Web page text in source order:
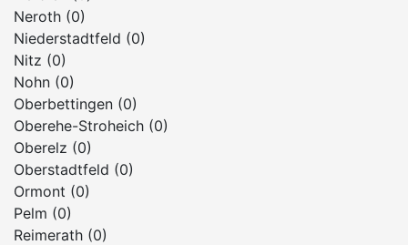
Neroth (0)
Niederstadtfeld (0)
Nitz (0)
Nohn (0)
Oberbettingen (0)
Oberehe-Stroheich (0)
Oberelz (0)
Oberstadtfeld (0)
Ormont (0)
Pelm (0)
Reimerath (0)